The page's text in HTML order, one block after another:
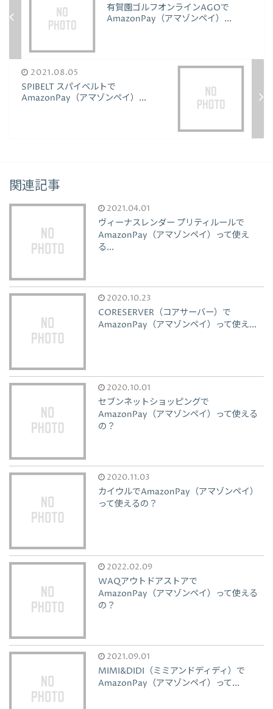
有賀園ゴルフオンラインAGOで
AmazonPay（アマゾンペイ）...
2021.08.05
SPIBELT スパイベルトで
AmazonPay（アマゾンペイ）...
関連記事
2021.04.01
ヴィーナスレンダー プリティルールで
AmazonPay（アマゾンペイ）って使え
る...
2020.10.23
CORESERVER（コアサーバー）で
AmazonPay（アマゾンペイ）って使え...
2020.10.01
セブンネットショッピングで
AmazonPay（アマゾンペイ）って使える
の？
2020.11.03
カイウルでAmazonPay（アマゾンペイ）
って使えるの？
2022.02.09
WAQアウトドアストアで
AmazonPay（アマゾンペイ）って使える
の？
2021.09.01
MIMI&DIDI（ミミアンドディディ）で
AmazonPay（アマゾンペイ）って...